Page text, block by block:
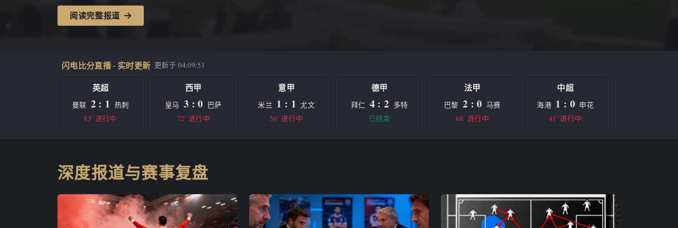
阅读完整报道
闪电比分直播 · 实时更新 更新于04:09:51
英超
曼联 2 : 1 热刺
83' 进行中
西甲
皇马 3 : 0 巴萨
72' 进行中
意甲
米兰 1 : 1 尤文
56' 进行中
德甲
拜仁 4 : 2 多特
已结束
法甲
巴黎 2 : 0 马赛
68' 进行中
中超
海港 1 : 0 申花
41' 进行中
深度报道与赛事复盘